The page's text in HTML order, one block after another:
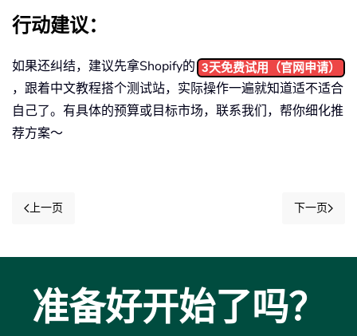
行动建议：
如果还纠结，建议先拿Shopify的 3天免费试用（官网申请）
，跟着中文教程搭个测试站，实际操作一遍就知道适不适合
自己了。有具体的预算或目标市场，联系我们，帮你细化推
荐方案～
上一页 下一页
准备好开始了吗？